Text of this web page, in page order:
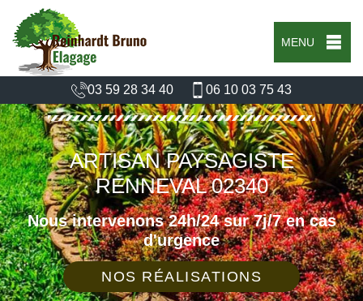
MENU
03 59 28 34 40 06 10 03 75 43
ARTISAN PAYSAGISTE
RENNEVAL 02340
Nous intervenons 24h/24 sur 7j/7 en cas
d'urgence
NOS RÉALISATIONS